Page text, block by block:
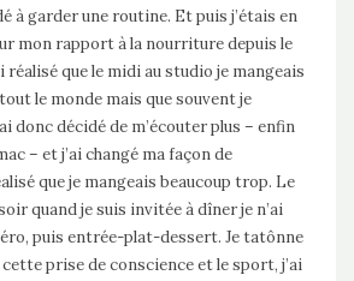
à garder une routine. Et puis j’étais en
mon rapport à la nourriture depuis le
réalisé que le midi au studio je mangeais
le monde mais que souvent je
donc décidé de m’écouter plus – enfin
– et j’ai changé ma façon de
que je mangeais beaucoup trop. Le
quand je suis invitée à dîner je n’ai
puis entrée-plat-dessert. Je tatônne
prise de conscience et le sport, j’ai